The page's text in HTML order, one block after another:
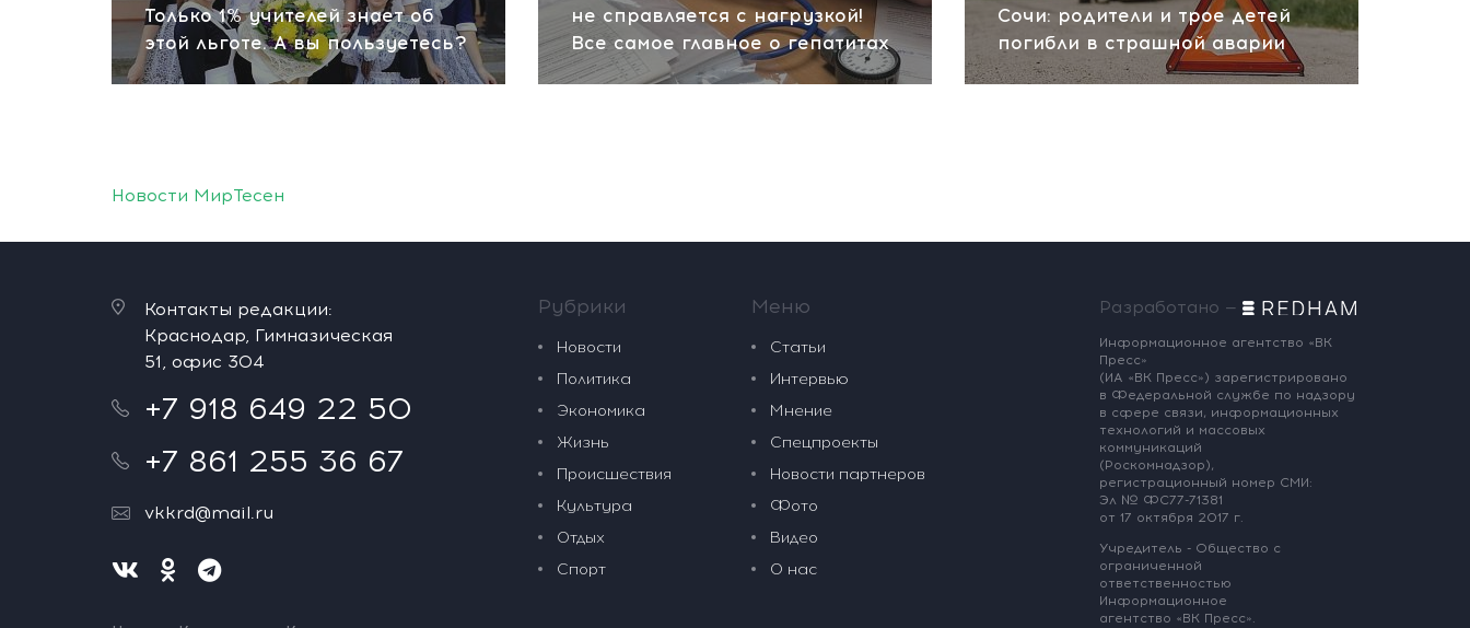
Только 1% учителей знает об
этой льготе. А вы пользуетесь?
не справляется с нагрузкой!
Все самое главное о гепатитах
Сочи: родители и трое детей
погибли в страшной аварии
Новости МирТесен
Контакты редакции:
Краснодар, Гимназическая
51, офис 304
+7 918 649 22 50
+7 861 255 36 67
vkkrd@mail.ru
Рубрики
Новости
Политика
Экономика
Жизнь
Происшествия
Культура
Отдых
Спорт
Меню
Статьи
Интервью
Мнение
Спецпроекты
Новости партнеров
Фото
Видео
О нас
Разработано —
Информационное агентство «ВК
Пресс»
(ИА «ВК Пресс») зарегистрировано
в Федеральной службе по надзору
в сфере связи, информационных
технологий и массовых
коммуникаций
(Роскомнадзор),
регистрационный номер СМИ:
Эл № ФС77-71381
от 17 октября 2017 г.
Учредитель - Общество с
ограниченной
ответственностью
Информационное
агентство «ВК Пресс».